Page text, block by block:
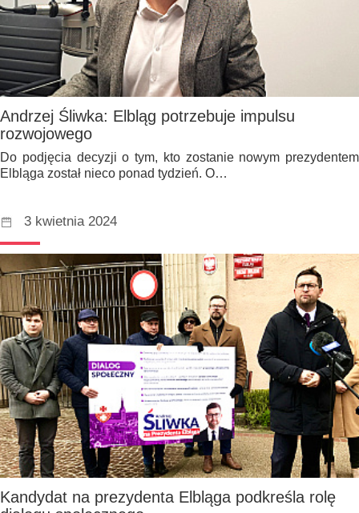
Andrzej Śliwka: Elbląg potrzebuje impulsu
rozwojowego
Do podjęcia decyzji o tym, kto zostanie nowym prezydentem
Elbląga został nieco ponad tydzień. O…
3 kwietnia 2024
Kandydat na prezydenta Elbląga podkreśla rolę